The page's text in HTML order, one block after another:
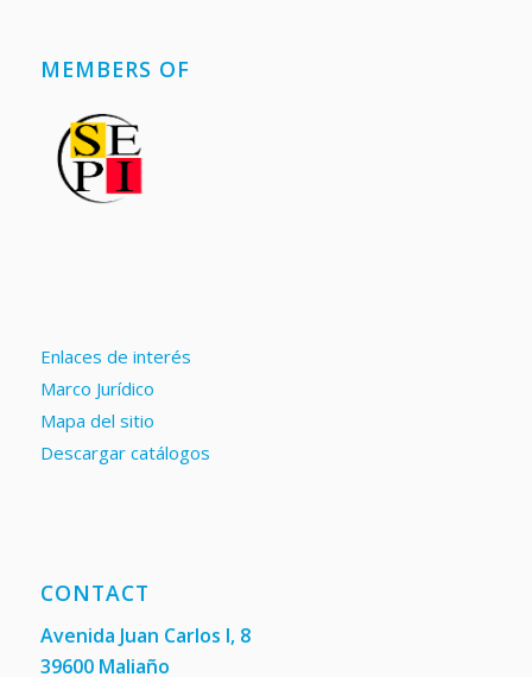
MEMBERS OF
Enlaces de interés
Marco Jurídico
Mapa del sitio
Descargar catálogos
CONTACT
Avenida Juan Carlos I, 8
39600 Maliaño